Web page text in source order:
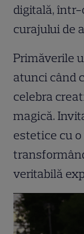
digitală, într-
curajului de
Primăverile
atunci când
celebra
magică.
estetice cu
veritabilă